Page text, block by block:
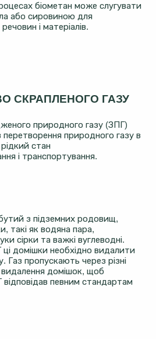
біометан може слугувати
або сировиною для
і матеріалів.
СКРАПЛЕНОГО ГАЗУ
природного газу (ЗПГ)
перетворення природного газу в
рідкий стан
і транспортування.
з підземних родовищ,
такі як водяна пара,
сірки та важкі вуглеводні.
домішки необхідно видалити
Газ пропускають через різні
видалення домішок, щоб
певним стандартам